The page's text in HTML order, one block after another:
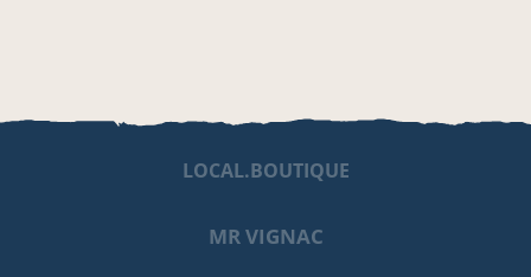
LOCAL.BOUTIQUE
MR VIGNAC